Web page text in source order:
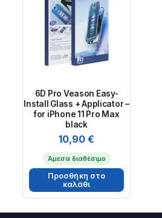
6D Pro Veason Easy-
Install Glass + Applicator –
for iPhone 11 Pro Max
black
10,90€
Άμεσα διαθέσιμο
Προσθήκη στο
καλάθι